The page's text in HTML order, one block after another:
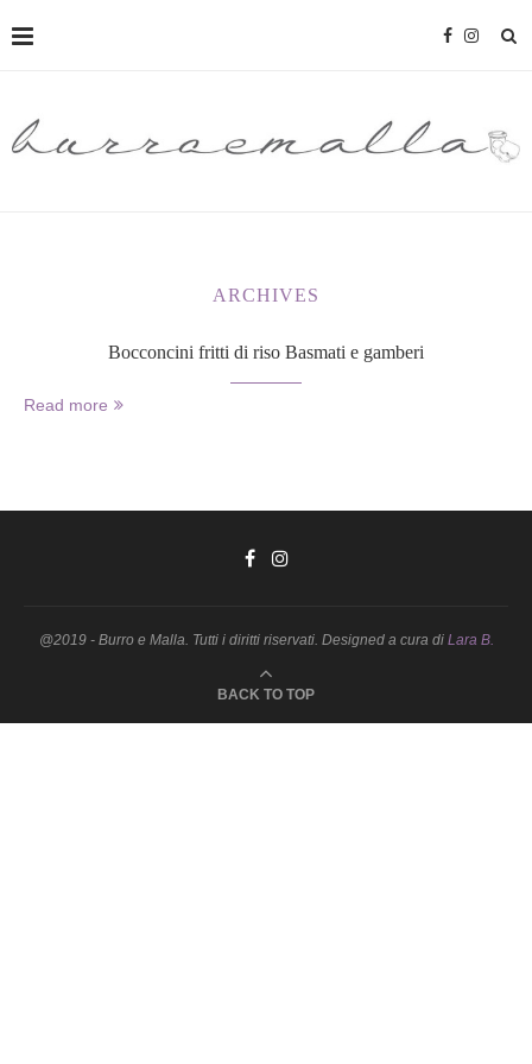
ARCHIVES
Bocconcini fritti di riso Basmati e gamberi
Read more
@2019 - Burro e Malla. Tutti i diritti riservati. Designed a cura di Lara B.
BACK TO TOP